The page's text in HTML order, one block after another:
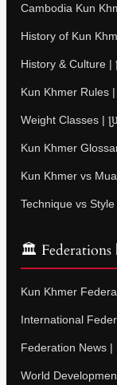
Cambodia Kun
History of Kun
History & Culture |
Kun Khmer Rules |
Weight Classes | ប្រ
Kun Khmer
Kun Khmer vs
Technique vs Style
🏛
Kun Khmer
International
Federation News
World